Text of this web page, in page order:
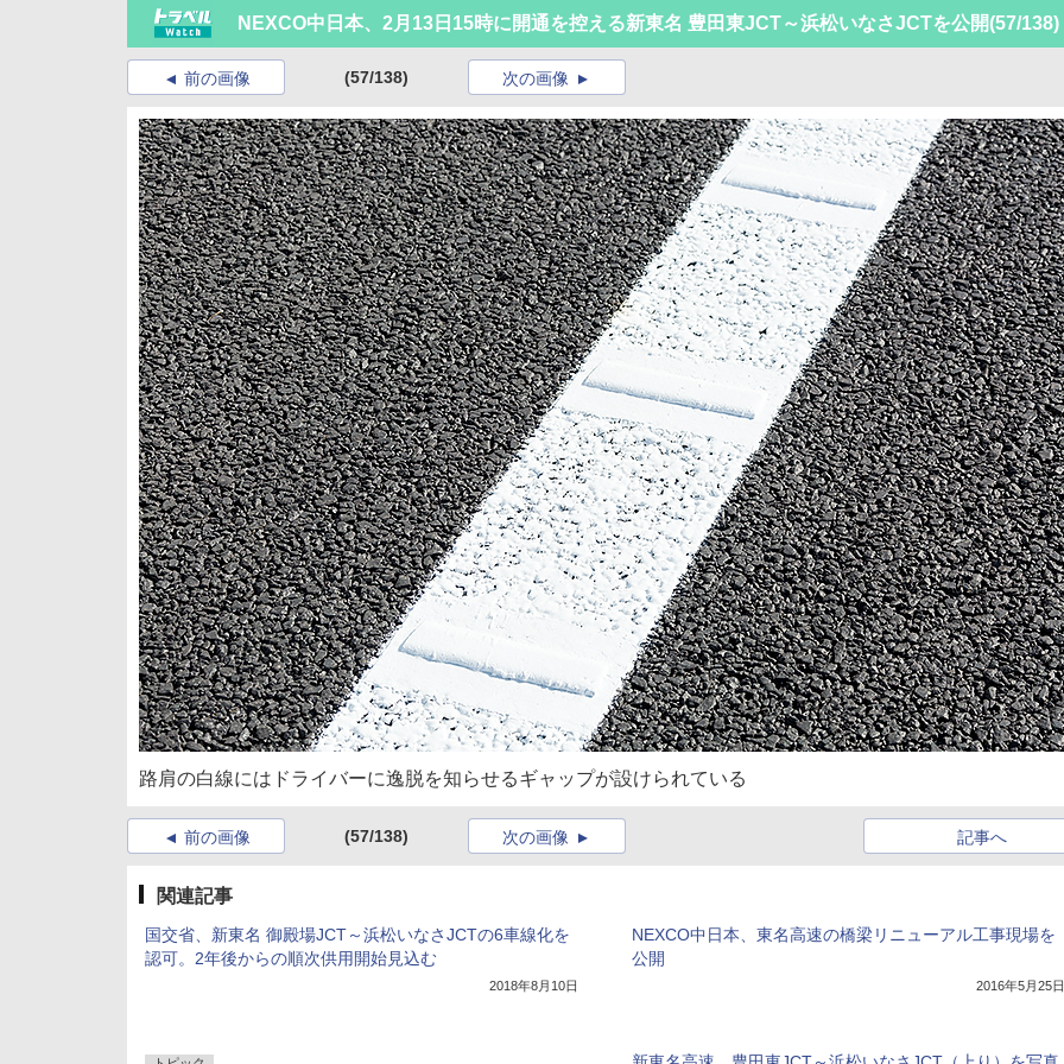
NEXCO中日本、2月13日15時に開通を控える新東名 豊田東JCT～浜松いなさJCTを公開(57/138)
前の画像 (57/138) 次の画像
路肩の白線にはドライバーに逸脱を知らせるギャップが設けられている
前の画像 (57/138) 次の画像 記事へ
関連記事
国交省、新東名 御殿場JCT～浜松いなさJCTの6車線化を
認可。2年後からの順次供用開始見込む
2018年8月10日
NEXCO中日本、東名高速の橋梁リニューアル工事現場を
公開
2016年5月25日